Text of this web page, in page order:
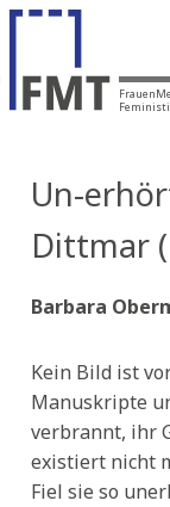
Un-
Dittmar
Barbara
Kein Bild ist
Manuskripte
verbrannt, ihr
existiert nicht
Fiel sie so